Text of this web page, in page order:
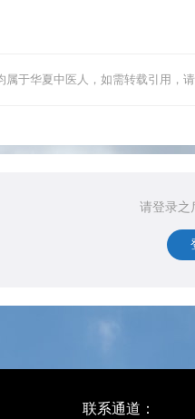
于华夏中医人，如需转载引用，请
请登录之
联系通道：